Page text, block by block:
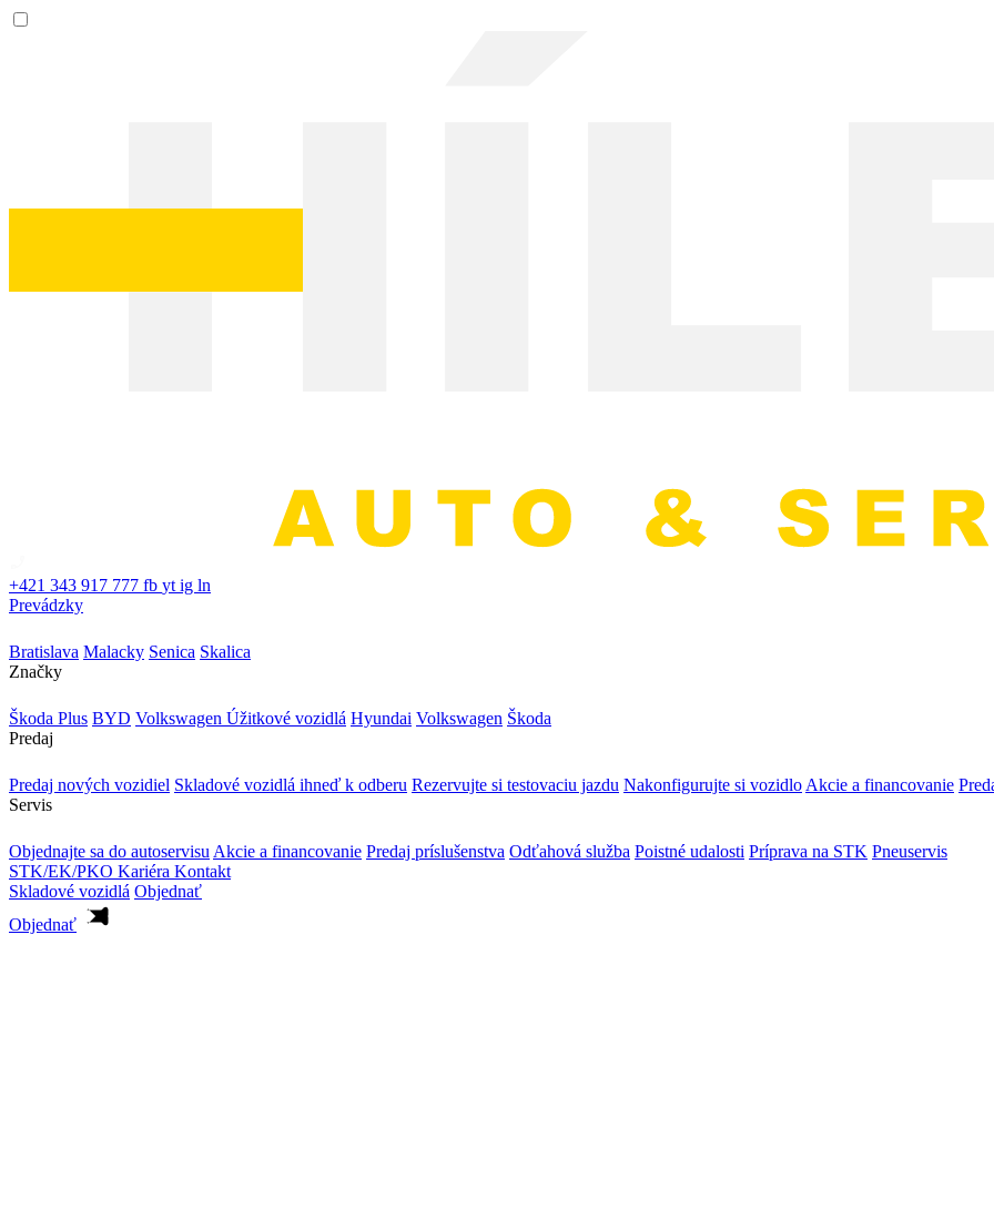
+421 343 917 777 fb yt ig ln
Prevádzky
Bratislava Malacky Senica Skalica
Značky
Škoda Plus BYD Volkswagen Úžitkové vozidlá Hyundai Volkswagen Škoda
Predaj
Predaj nových vozidiel Skladové vozidlá ihneď k odberu Rezervujte si testovaciu jazdu Nakonfigurujte si vozidlo Akcie a financovanie
Servis
Objednajte sa do autoservisu Akcie a financovanie Predaj príslušenstva Odťahová služba Poistné udalosti Príprava na STK Pneuservis
STK/EK/PKO Kariéra Kontakt
Skladové vozidlá Objednať
Objednať